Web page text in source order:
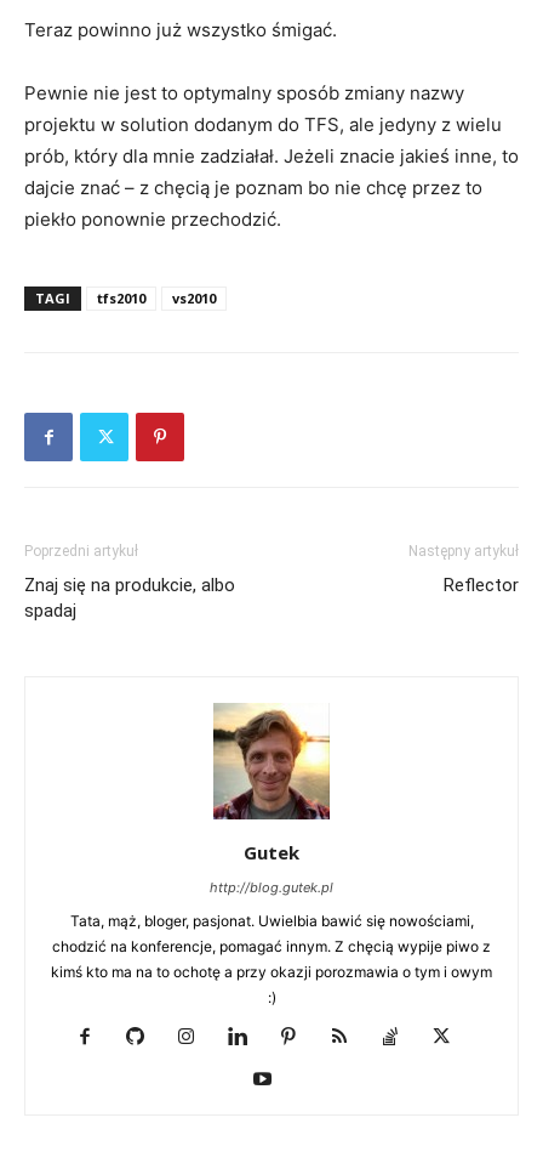
Teraz powinno już wszystko śmigać.
Pewnie nie jest to optymalny sposób zmiany nazwy
projektu w solution dodanym do TFS, ale jedyny z wielu
prób, który dla mnie zadziałał. Jeżeli znacie jakieś inne, to
dajcie znać – z chęcią je poznam bo nie chcę przez to
piekło ponownie przechodzić.
TAGI tfs2010 vs2010
Poprzedni artykuł
Znaj się na produkcie, albo
spadaj
Następny artykuł
Reflector
Gutek
http://blog.gutek.pl
Tata, mąż, bloger, pasjonat. Uwielbia bawić się nowościami,
chodzić na konferencje, pomagać innym. Z chęcią wypije piwo z
kimś kto ma na to ochotę a przy okazji porozmawia o tym i owym
:)